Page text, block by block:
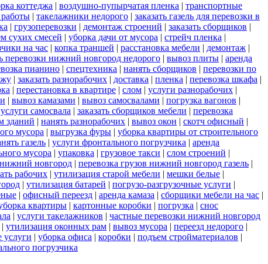
коттеджа | воздушно-пупырчатая пленка | транспортные
| такелажники недорого | заказать газель для перевозки в
| грузоперевозки | демонтаж строений | заказать сборщиков |
сухих смесей | уборка дачи от мусора | стрейч пленка |
на час | копка траншей | расстановка мебели | демонтаж |
перевозки нижний новгород недорого | вывоз плиты | аренда
пианино | спецтехника | нанять сборщиков | перевозки по
| заказать разнорабочих | доставка | пленка | перевозка шкафа |
| перестановка в квартире | слом | услуги разнорабочих |
| вывоз камазами | вывоз самосвалами | погрузка вагонов |
услуги самосвала | заказать сборщиков мебели | перевозка
зданий | нанять разнорабочих | вывоз окон | скотч офисный |
мусора | выгрузка фуры | уборка квартиры от строительного
газель | услуги фронтального погрузчика | аренда
мусора | упаковка | грузовое такси | слом строений |
нижний новгород | перевозка грузов нижний новгород газель |
рабочих | утилизация старой мебели | мешки белые |
| утилизация батарей | погрузо-разгрузочные услуги |
| офисный переезд | аренда камаза | сборщики мебели на час |
квартиры | картонные коробки | погрузка | снос
| услуги такелажников | частные перевозки нижний новгород
| утилизация оконных рам | вывоз мусора | переезд недорого |
услуги | уборка офиса | коробки | подъем стройматериалов |
погрузчика